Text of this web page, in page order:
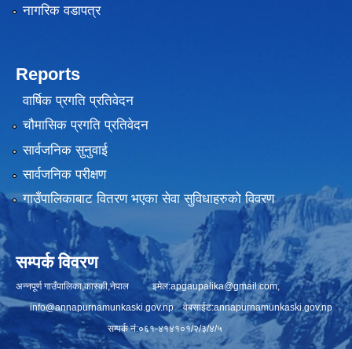
नागरिक वडापत्र
Reports
वार्षिक प्रगति प्रतिवेदन
चौमासिक प्रगति प्रतिवेदन
सार्वजनिक सुनुवाई
सार्वजनिक परीक्षण
गाउँपालिकाबाट वितरण भएका सेवा सुविधाहरुको विवरण
सम्पर्क विवरण
अन्नपूर्ण गाउँपालिका,कास्की,नेपाल इमेल:apgaupalika@gmail.com,
info@annapurnamunkaski.gov.npवेबसाईट:annapurnamunkaski.gov.np
सम्पर्क नं:०६१-४१४१०१/२/३/४/५